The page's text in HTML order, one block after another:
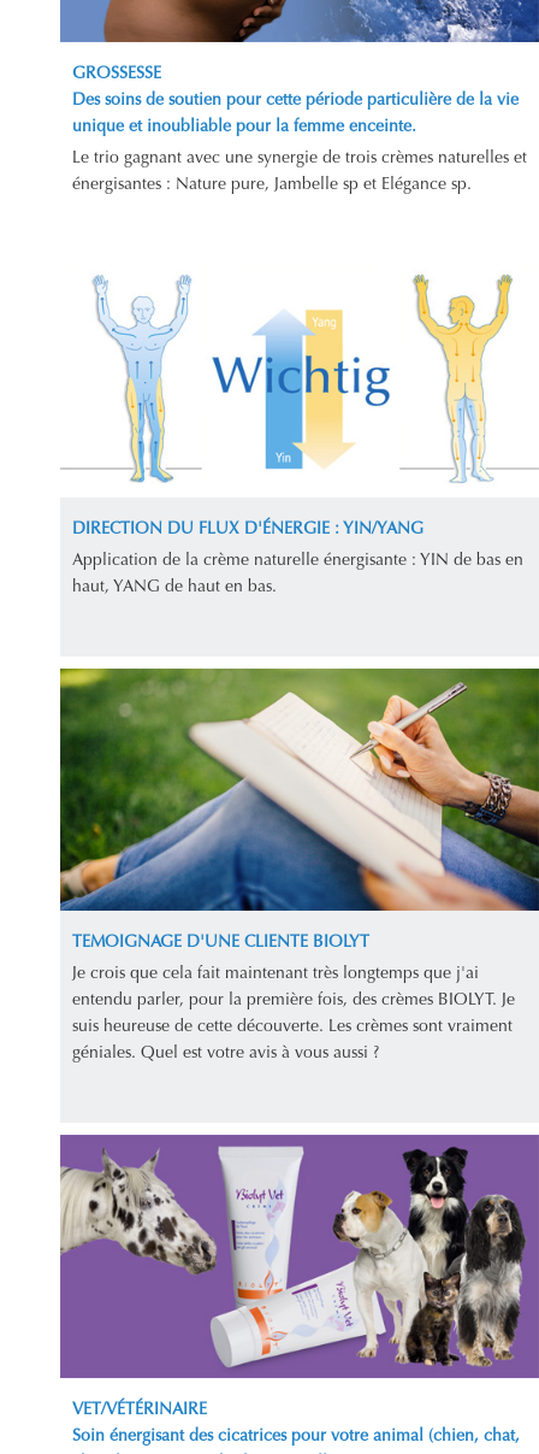
GROSSESSE
Des soins de soutien pour cette période particulière de la vie
unique et inoubliable pour la femme enceinte.
Le trio gagnant avec une synergie de trois crèmes naturelles et
énergisantes : Nature pure, Jambelle sp et Elégance sp.
DIRECTION DU FLUX D'ÉNERGIE : YIN/YANG
Application de la crème naturelle énergisante : YIN de bas en
haut, YANG de haut en bas.
TEMOIGNAGE D'UNE CLIENTE BIOLYT
Je crois que cela fait maintenant très longtemps que j'ai
entendu parler, pour la première fois, des crèmes BIOLYT. Je
suis heureuse de cette découverte. Les crèmes sont vraiment
géniales. Quel est votre avis à vous aussi ?
VET/VÉTÉRINAIRE
Soin énergisant des cicatrices pour votre animal (chien, chat,